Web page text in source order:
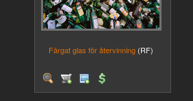
Färgat glas för återvinning (RF)